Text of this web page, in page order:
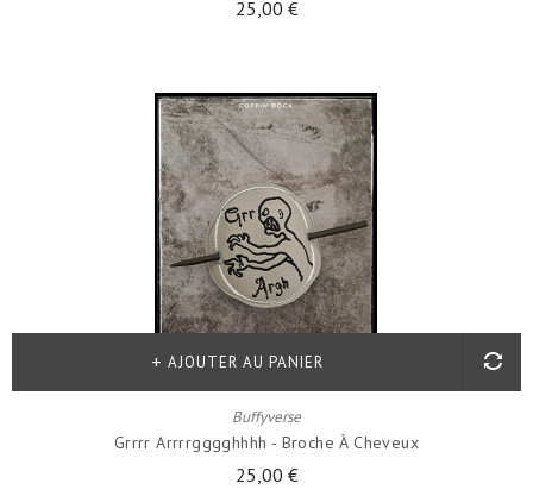
25,00 €
Buffyverse
Grrrr Arrrrgggghhhh - Broche À Cheveux
25,00 €
AJOUTER AU PANIER